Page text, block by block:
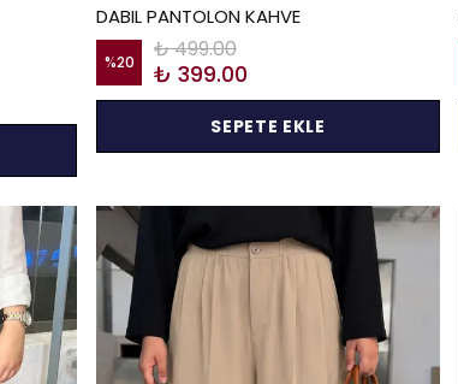
DABIL PANTOLON KAHVE
%20 ₺ 499.00
₺ 399.00
SEPETE EKLE